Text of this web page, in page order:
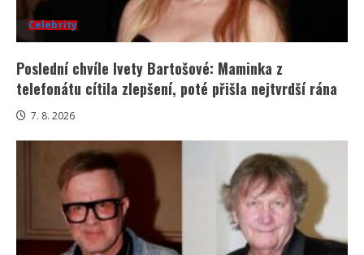
Celebrity
Poslední chvíle Ivety Bartošové: Maminka z
telefonátu cítila zlepšení, poté přišla nejtvrdší rána
7. 8. 2026